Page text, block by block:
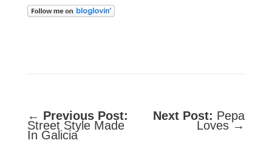
Next Post: Pepa
Loves →
← Previous Post:
Street Style Made
In Galicia